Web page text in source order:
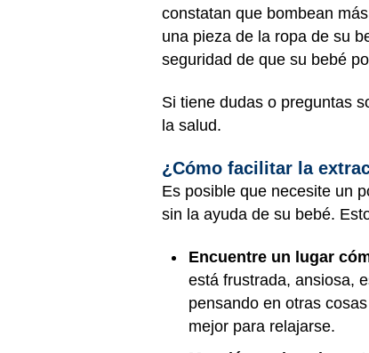
constatan que bombean
una pieza de la ropa de su
seguridad de que su bebé
Si tiene dudas o preguntas
la salud.
¿Cómo facilitar la
Es posible que necesite un
sin la ayuda de su bebé.
Encuentre un lugar
está frustrada, ansiosa,
pensando en otras
mejor para relajarse.